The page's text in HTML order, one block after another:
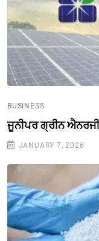
BUSINESS
ਜੂਨੀਪਰ ਗ੍ਰੀਨ
JANUARY 7, 2026